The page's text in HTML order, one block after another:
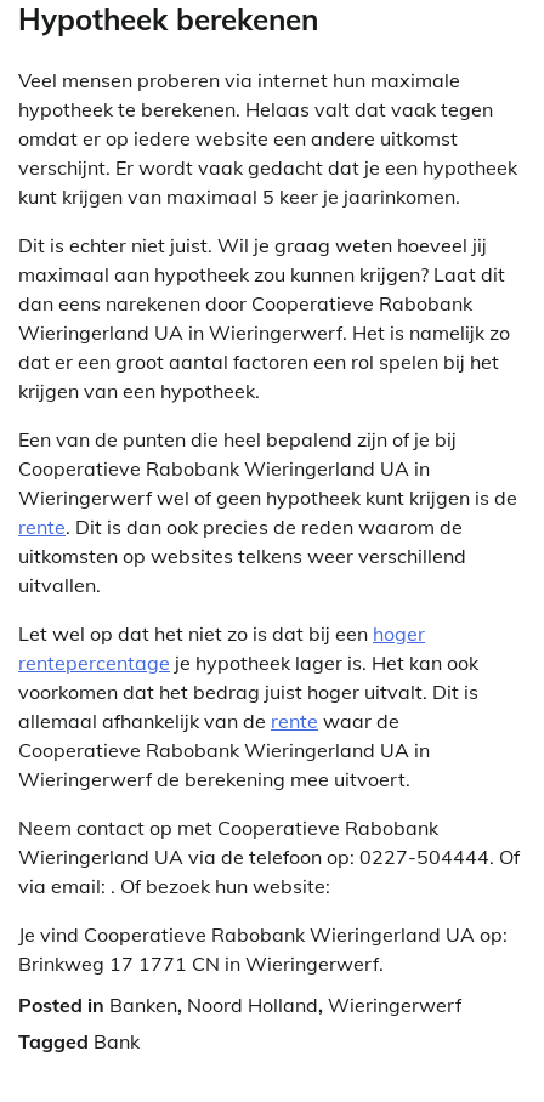
Hypotheek berekenen
Veel mensen proberen via internet hun maximale
hypotheek te berekenen. Helaas valt dat vaak tegen
omdat er op iedere website een andere uitkomst
verschijnt. Er wordt vaak gedacht dat je een hypotheek
kunt krijgen van maximaal 5 keer je jaarinkomen.
Dit is echter niet juist. Wil je graag weten hoeveel jij
maximaal aan hypotheek zou kunnen krijgen? Laat dit
dan eens narekenen door Cooperatieve Rabobank
Wieringerland UA in Wieringerwerf. Het is namelijk zo
dat er een groot aantal factoren een rol spelen bij het
krijgen van een hypotheek.
Een van de punten die heel bepalend zijn of je bij
Cooperatieve Rabobank Wieringerland UA in
Wieringerwerf wel of geen hypotheek kunt krijgen is de
rente. Dit is dan ook precies de reden waarom de
uitkomsten op websites telkens weer verschillend
uitvallen.
Let wel op dat het niet zo is dat bij een hoger
rentepercentage je hypotheek lager is. Het kan ook
voorkomen dat het bedrag juist hoger uitvalt. Dit is
allemaal afhankelijk van de rente waar de
Cooperatieve Rabobank Wieringerland UA in
Wieringerwerf de berekening mee uitvoert.
Neem contact op met Cooperatieve Rabobank
Wieringerland UA via de telefoon op: 0227-504444. Of
via email: . Of bezoek hun website:
Je vind Cooperatieve Rabobank Wieringerland UA op:
Brinkweg 17 1771 CN in Wieringerwerf.
Posted in Banken, Noord Holland, Wieringerwerf
Tagged Bank